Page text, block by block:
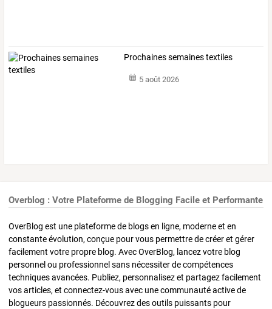
Prochaines semaines textiles
5 août 2026
Overblog : Votre Plateforme de Blogging Facile et Performante
OverBlog est une plateforme de blogs en ligne, moderne et en
constante évolution, conçue pour vous permettre de créer et gérer
facilement votre propre blog. Avec OverBlog, lancez votre blog
personnel ou professionnel sans nécessiter de compétences
techniques avancées. Publiez, personnalisez et partagez facilement
vos articles, et connectez-vous avec une communauté active de
blogueurs passionnés. Découvrez des outils puissants pour